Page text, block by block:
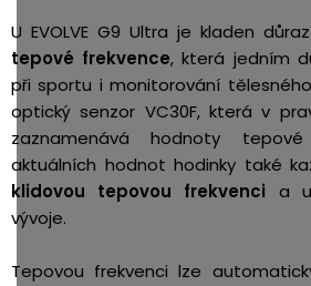
U EVOLVE G9 Ultra je kladen
tepové frekvence, která jedním
při sportu i monitorování
optický senzor VC30F, která v
zaznamenává hodnoty
aktuálních hodnot hodinky také
klidovou tepovou frekvenci a
vývoje.
Tepovou frekvenci lze